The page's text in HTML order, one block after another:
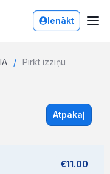
Ienākt
Pirkt izziņu
Atpakaļ
€11.00